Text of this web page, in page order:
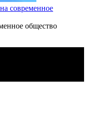
современное
общество